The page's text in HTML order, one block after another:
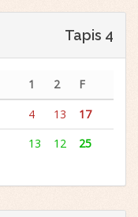
Tapis 4
1 2
F
4 13
17
13 12 25